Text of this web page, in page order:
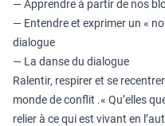
— Apprendre à partir de nos
— Entendre et exprimer un «
dialogue
— La danse du dialogue
Ralentir, respirer et se
monde de conflit .« Qu’elles
relier à ce qui est vivant en